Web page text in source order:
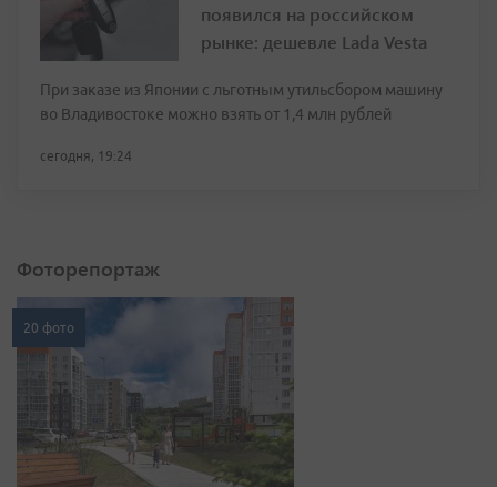
появился на российском
рынке: дешевле Lada Vesta
При заказе из Японии с льготным утильсбором машину
во Владивостоке можно взять от 1,4 млн рублей
сегодня, 19:24
Фоторепортаж
20 фото